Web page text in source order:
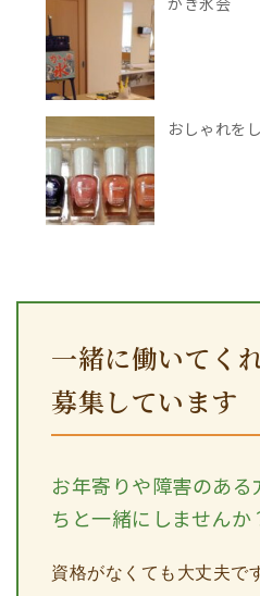
おしゃれを
一緒に働いてく
募集しています
お年寄りや障害のあ
ちと一緒にしませんか
資格がなくても大丈夫で